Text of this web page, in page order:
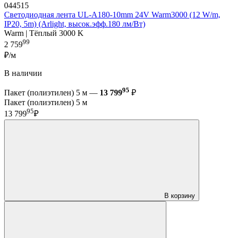
044515
Светодиодная лента UL-A180-10mm 24V Warm3000 (12 W/m,
IP20, 5m) (Arlight, высок.эфф.180 лм/Вт)
Warm | Тёплый 3000 K
2 75999
₽/м
В наличии
Пакет (полиэтилен) 5 м — 13 79995 ₽
Пакет (полиэтилен) 5 м
13 79995₽
В корзину